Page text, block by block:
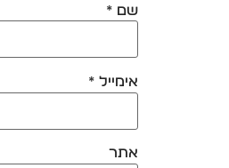
שם *
אימייל *
אתר